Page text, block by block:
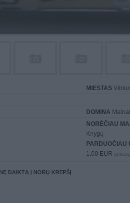
MIESTAS
DOMINA
NORĖČIAU
Knygų
PARDUOČIAU
1.00 EUR (3,46
DAIKTĄ Į NORŲ KREPŠĮ